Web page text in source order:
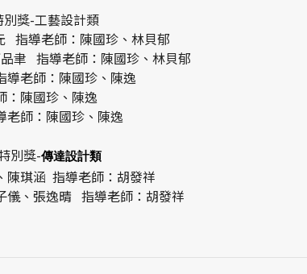
別獎-工藝設計類
指導老師：陳國珍、林貝郁
聿 指導老師：陳國珍、林貝郁
導老師：陳國珍、陳逸
：陳國珍、陳逸
老師：陳國珍、陳逸
別獎-傳達設計類
陳琪涵 指導老師：胡發祥
儀、張逸晴 指導老師：胡發祥